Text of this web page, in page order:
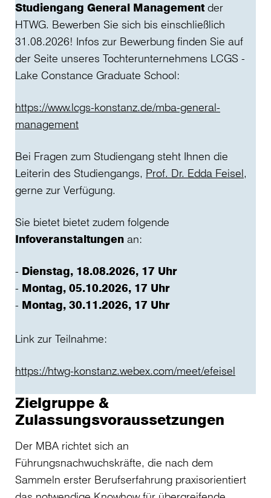
Studiengang General Managementder
HTWG. Bewerben Sie sich bis einschließlich
31.08.2026! Infos zur Bewerbung finden Sie auf
der Seite unseres Tochterunternehmens LCGS -
Lake Constance Graduate School:
https://www.lcgs-konstanz.de/mba-general-
management
Bei Fragen zum Studiengang steht Ihnen die
Leiterin des Studiengangs, Prof. Dr. Edda Feisel,
gerne zur Verfügung.
Sie bietet bietet zudem folgende
Infoveranstaltungen an:
Dienstag, 18.08.2026, 17 Uhr
Montag, 05.10.2026, 17 Uhr
Montag, 30.11.2026, 17 Uhr
Link zur Teilnahme:
https://htwg-konstanz.webex.com/meet/efeisel
Zielgruppe &
Zulassungsvoraussetzungen
Der MBA richtet sich an
Führungsnachwuchskräfte, die nach dem
Sammeln erster Berufserfahrung praxisorientiert